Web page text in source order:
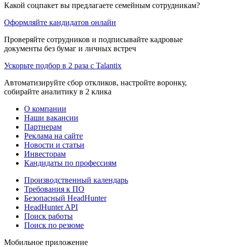
Какой соцпакет вы предлагаете семейным сотрудникам?
Оформляйте кандидатов онлайн
Проверяйте сотрудников и подписывайте кадровые
документы без бумаг и личных встреч
Ускорьте подбор в 2 раза с Talantix
Автоматизируйте сбор откликов, настройте воронку,
собирайте аналитику в 2 клика
О компании
Наши вакансии
Партнерам
Реклама на сайте
Новости и статьи
Инвесторам
Кандидаты по профессиям
Производственный календарь
Требования к ПО
Безопасный HeadHunter
HeadHunter API
Поиск работы
Поиск по резюме
Мобильное приложение